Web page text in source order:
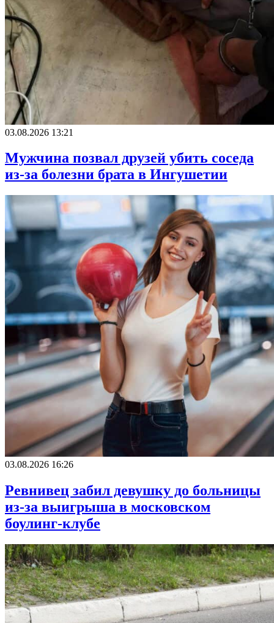
03.08.2026 13:21
Мужчина позвал друзей убить соседа
из-за болезни брата в Ингушетии
03.08.2026 16:26
Ревнивец забил девушку до больницы
из-за выигрыша в московском
боулинг-клубе